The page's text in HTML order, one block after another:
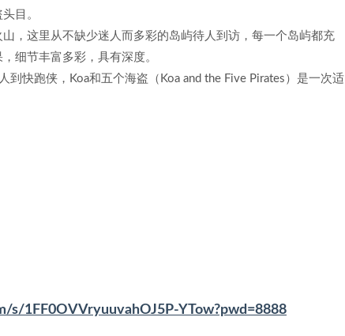
目。
，这里从不缺少迷人而多彩的岛屿待人到访，每一个岛屿都充
细节丰富多彩，具有深度。
快跑侠，Koa和五个海盗（Koa and the Five Pirates）是一次适
s/1FF0OVVryuuvahOJ5P-YTow?pwd=8888